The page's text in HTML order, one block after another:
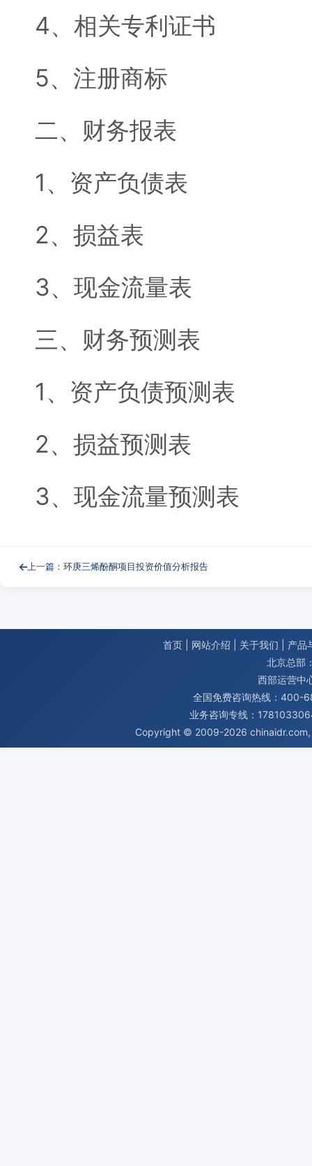
4、相关专利证书
5、注册商标
二、财务报表
1、资产负债表
2、损益表
3、现金流量表
三、财务预测表
1、资产负债预测表
2、损益预测表
3、现金流量预测表
上一篇：环庚三烯酚酮项目投资价值分析报告
首页 网站介绍 关于我们
产品
北京总部
西部运营中
全国免费咨询热线：400-
业务咨询专线：
Copyright © 2009-2026 chinaidr.com